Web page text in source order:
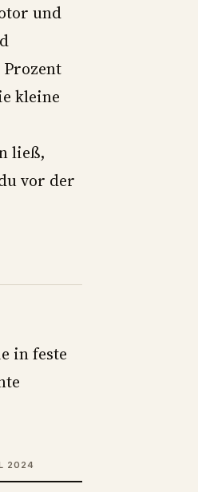
und
kleine
ließ,
vor der
in feste
2024